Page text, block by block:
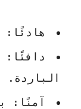
هادئًا :
دافئًا :
الباردة.
آمنًا :